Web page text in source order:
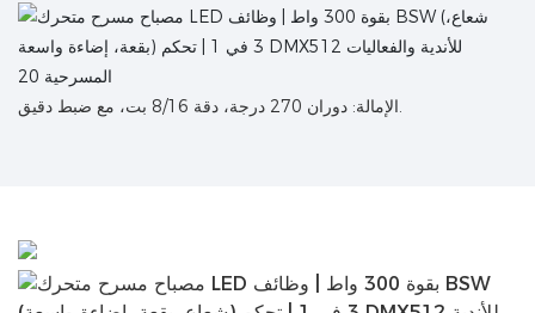
الإمالة: دوران 270 درجة، دقة 8/16 بت، مع ضبط دقيق.